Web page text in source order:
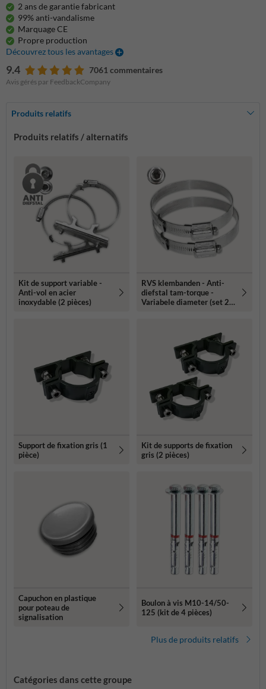
2 ans de garantie fabricant
99% anti-vandalisme
Marquage CE
Propre production
Découvrez tous les avantages
9.4 7061 commentaires
Avis gérés par FeedbackCompany
Produits relatifs
Produits relatifs / alternatifs
Kit de support variable -
Anti-vol en acier
inoxydable (2 pièces)
RVS klembanden - Anti-
diefstal tam-torque -
Variabele diameter (set 2
Support de fixation gris (1
pièce)
Kit de supports de fixation
gris (2 pièces)
Capuchon en plastique
pour poteau de
signalisation
Boulon à vis M10-14/50-
125 (kit de 4 pièces)
Plus de produits relatifs
Catégories dans cette groupe